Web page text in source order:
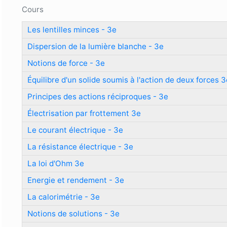
Cours
Les lentilles minces - 3e
Dispersion de la lumière blanche - 3e
Notions de force - 3e
Équilibre d'un solide soumis à l'action de deux forces
Principes des actions réciproques - 3e
Électrisation par frottement 3e
Le courant électrique - 3e
La résistance électrique - 3e
La loi d'Ohm 3e
Energie et rendement - 3e
La calorimétrie - 3e
Notions de solutions - 3e